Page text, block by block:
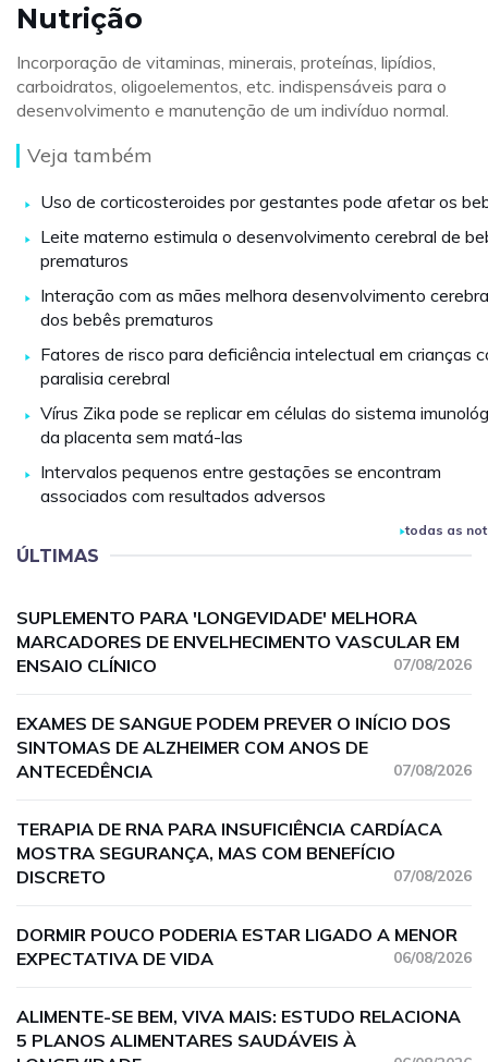
Nutrição
Incorporação de vitaminas, minerais, proteínas, lipídios,
carboidratos, oligoelementos, etc. indispensáveis para o
desenvolvimento e manutenção de um indivíduo normal.
Veja também
Uso de corticosteroides por gestantes pode afetar os
Leite materno estimula o desenvolvimento cerebral de
prematuros
Interação com as mães melhora desenvolvimento
dos bebês prematuros
Fatores de risco para deficiência intelectual em crianças
paralisia cerebral
Vírus Zika pode se replicar em células do sistema
da placenta sem matá-las
Intervalos pequenos entre gestações se encontram
associados com resultados adversos
todas as
ÚLTIMAS
SUPLEMENTO PARA 'LONGEVIDADE' MELHORA
MARCADORES DE ENVELHECIMENTO VASCULAR EM
ENSAIO CLÍNICO
07/08/2026
EXAMES DE SANGUE PODEM PREVER O INÍCIO DOS
SINTOMAS DE ALZHEIMER COM ANOS DE
ANTECEDÊNCIA
07/08/2026
TERAPIA DE RNA PARA INSUFICIÊNCIA CARDÍACA
MOSTRA SEGURANÇA, MAS COM BENEFÍCIO
DISCRETO
07/08/2026
DORMIR POUCO PODERIA ESTAR LIGADO A MENOR
EXPECTATIVA DE VIDA
06/08/2026
ALIMENTE-SE BEM, VIVA MAIS: ESTUDO RELACIONA
5 PLANOS ALIMENTARES SAUDÁVEIS À